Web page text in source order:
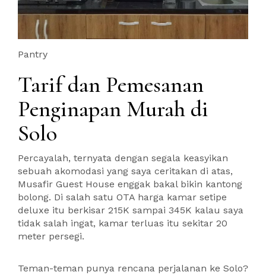
Pantry
Tarif dan Pemesanan
Penginapan Murah di
Solo
Percayalah, ternyata dengan segala keasyikan
sebuah akomodasi yang saya ceritakan di atas,
Musafir Guest House enggak bakal bikin kantong
bolong. Di salah satu OTA harga kamar setipe
deluxe itu berkisar 215K sampai 345K kalau saya
tidak salah ingat, kamar terluas itu sekitar 20
meter persegi.
Teman-teman punya rencana perjalanan ke Solo?